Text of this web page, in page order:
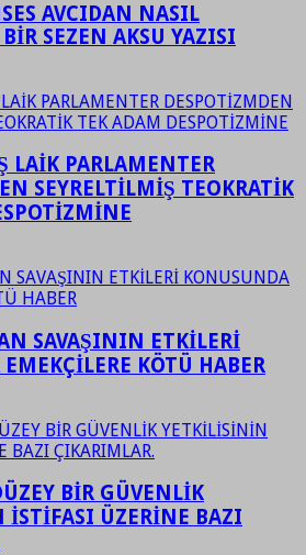
AVCIDAN NASIL
SEZEN AKSU YAZISI
LAİK PARLAMENTER
SEYRELTİLMİŞ TEOKRATİK
SAVAŞININ ETKİLERİ
KÖTÜ HABER
BİR GÜVENLİK
ÜZERİNE BAZI